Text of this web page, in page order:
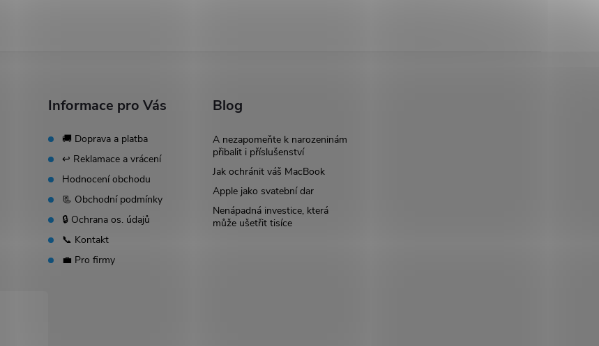
Informace pro Vás
🚚 Doprava a platba
↩️ Reklamace a vrácení
Hodnocení obchodu
📃 Obchodní podmínky
🔒 Ochrana os. údajů
📞 Kontakt
💼 Pro firmy
Blog
A nezapomeňte k narozeninám
přibalit i příslušenství
Jak ochránit váš MacBook
Apple jako svatební dar
Nenápadná investice, která
může ušetřit tisíce